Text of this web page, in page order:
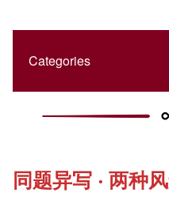
《新亚．新知》
《新亚简讯》
《新亚书院概览》
Categories
New Asia Then and Now
Our History Gallery
同题异写 ‧ 两种